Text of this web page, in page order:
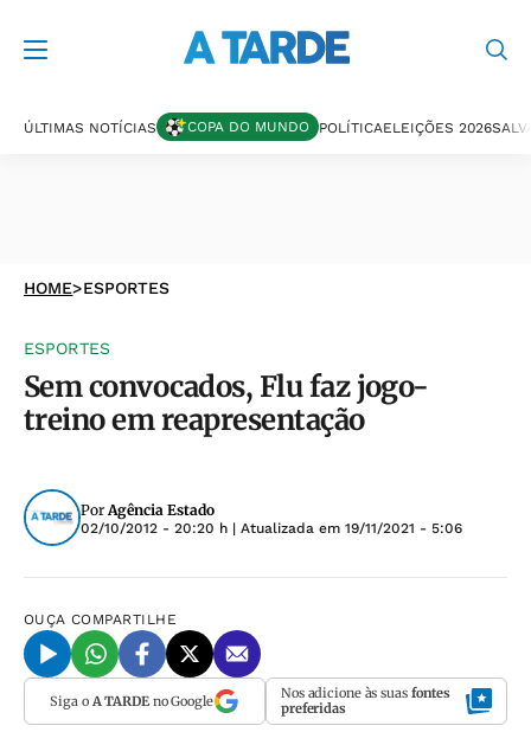
ÚLTIMAS NOTÍCIAS COPA DO MUNDO POLÍTICAELEIÇÕES 2026
HOME>ESPORTES
ESPORTES
Sem convocados, Flu faz jogo-
treino em reapresentação
PorAgência Estado
02/10/2012 - 20:20 h | Atualizada em 19/11/2021 - 5:06
OUÇA COMPARTILHE
Siga o A TARDEno Google Nos adicione às suas fontes
preferidas